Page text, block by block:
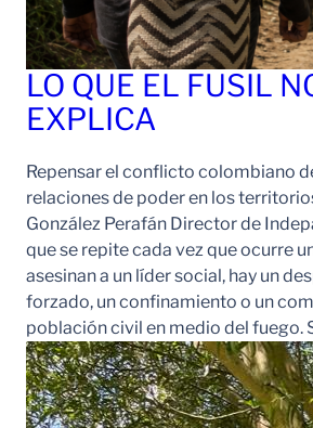
LO QUE EL FUSIL
EXPLICA
Repensar el conflicto colombiano
relaciones de poder en los
González Perafán Director de
que se repite cada vez que ocurre
asesinan a un líder social, hay un
forzado, un confinamiento o un
población civil en medio del fuego.